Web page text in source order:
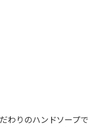
わりのハンドソープで